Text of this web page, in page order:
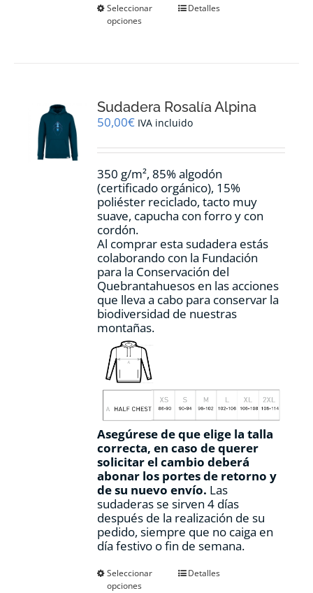
Seleccionar
opciones
Este
se
pueden
en
página
de
producto
Detalles
Sudadera Rosalía Alpina
50,00€ IVA incluido
350 g/m², 85% algodón
(certificado orgánico), 15%
poliéster reciclado, tacto muy
suave, capucha con forro y con
cordón.
Al comprar esta sudadera estás
colaborando con la Fundación
para la Conservación del
Quebrantahuesos en las acciones
que lleva a cabo para conservar la
biodiversidad de nuestras
montañas.
Asegúrese de que elige la talla
correcta, en caso de querer
solicitar el cambio deberá
abonar los portes de retorno y
de su nuevo envío. Las
sudaderas se sirven 4 días
después de la realización de su
pedido, siempre que no caiga en
día festivo o fin de semana.
Seleccionar
opciones
EsteDetalles